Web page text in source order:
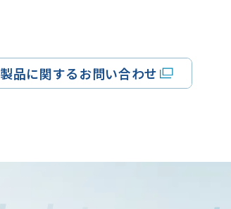
製品に関するお問い合わせ